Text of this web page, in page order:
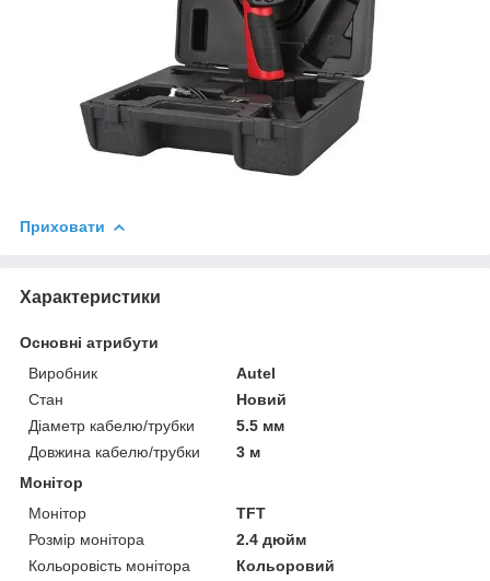
Приховати
Характеристики
Основні атрибути
Виробник
Autel
Стан
Новий
Діаметр кабелю/трубки
5.5 мм
Довжина кабелю/трубки
3 м
Монітор
Монітор
TFT
Розмір монітора
2.4 дюйм
Кольоровість монітора
Кольоровий